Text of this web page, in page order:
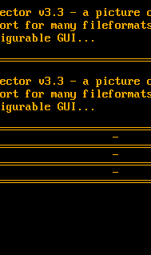
v3.3 - a picture
for many
GUI...
v3.3 - a picture
for many
GUI...
-
-
-